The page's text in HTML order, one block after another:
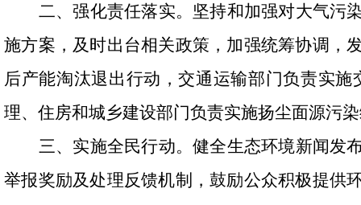
二、强化责任落实。 坚持和加强对大气污
施方案，及时出台相关政策，加强统筹协调，
后产能淘汰退出行动，交通运输部门负责实
理、住房和城乡建设部门负责实施扬尘面源污
三、实施全民行动。健全生态环境新闻发
举报奖励及处理反馈机制，鼓励公众积极提供